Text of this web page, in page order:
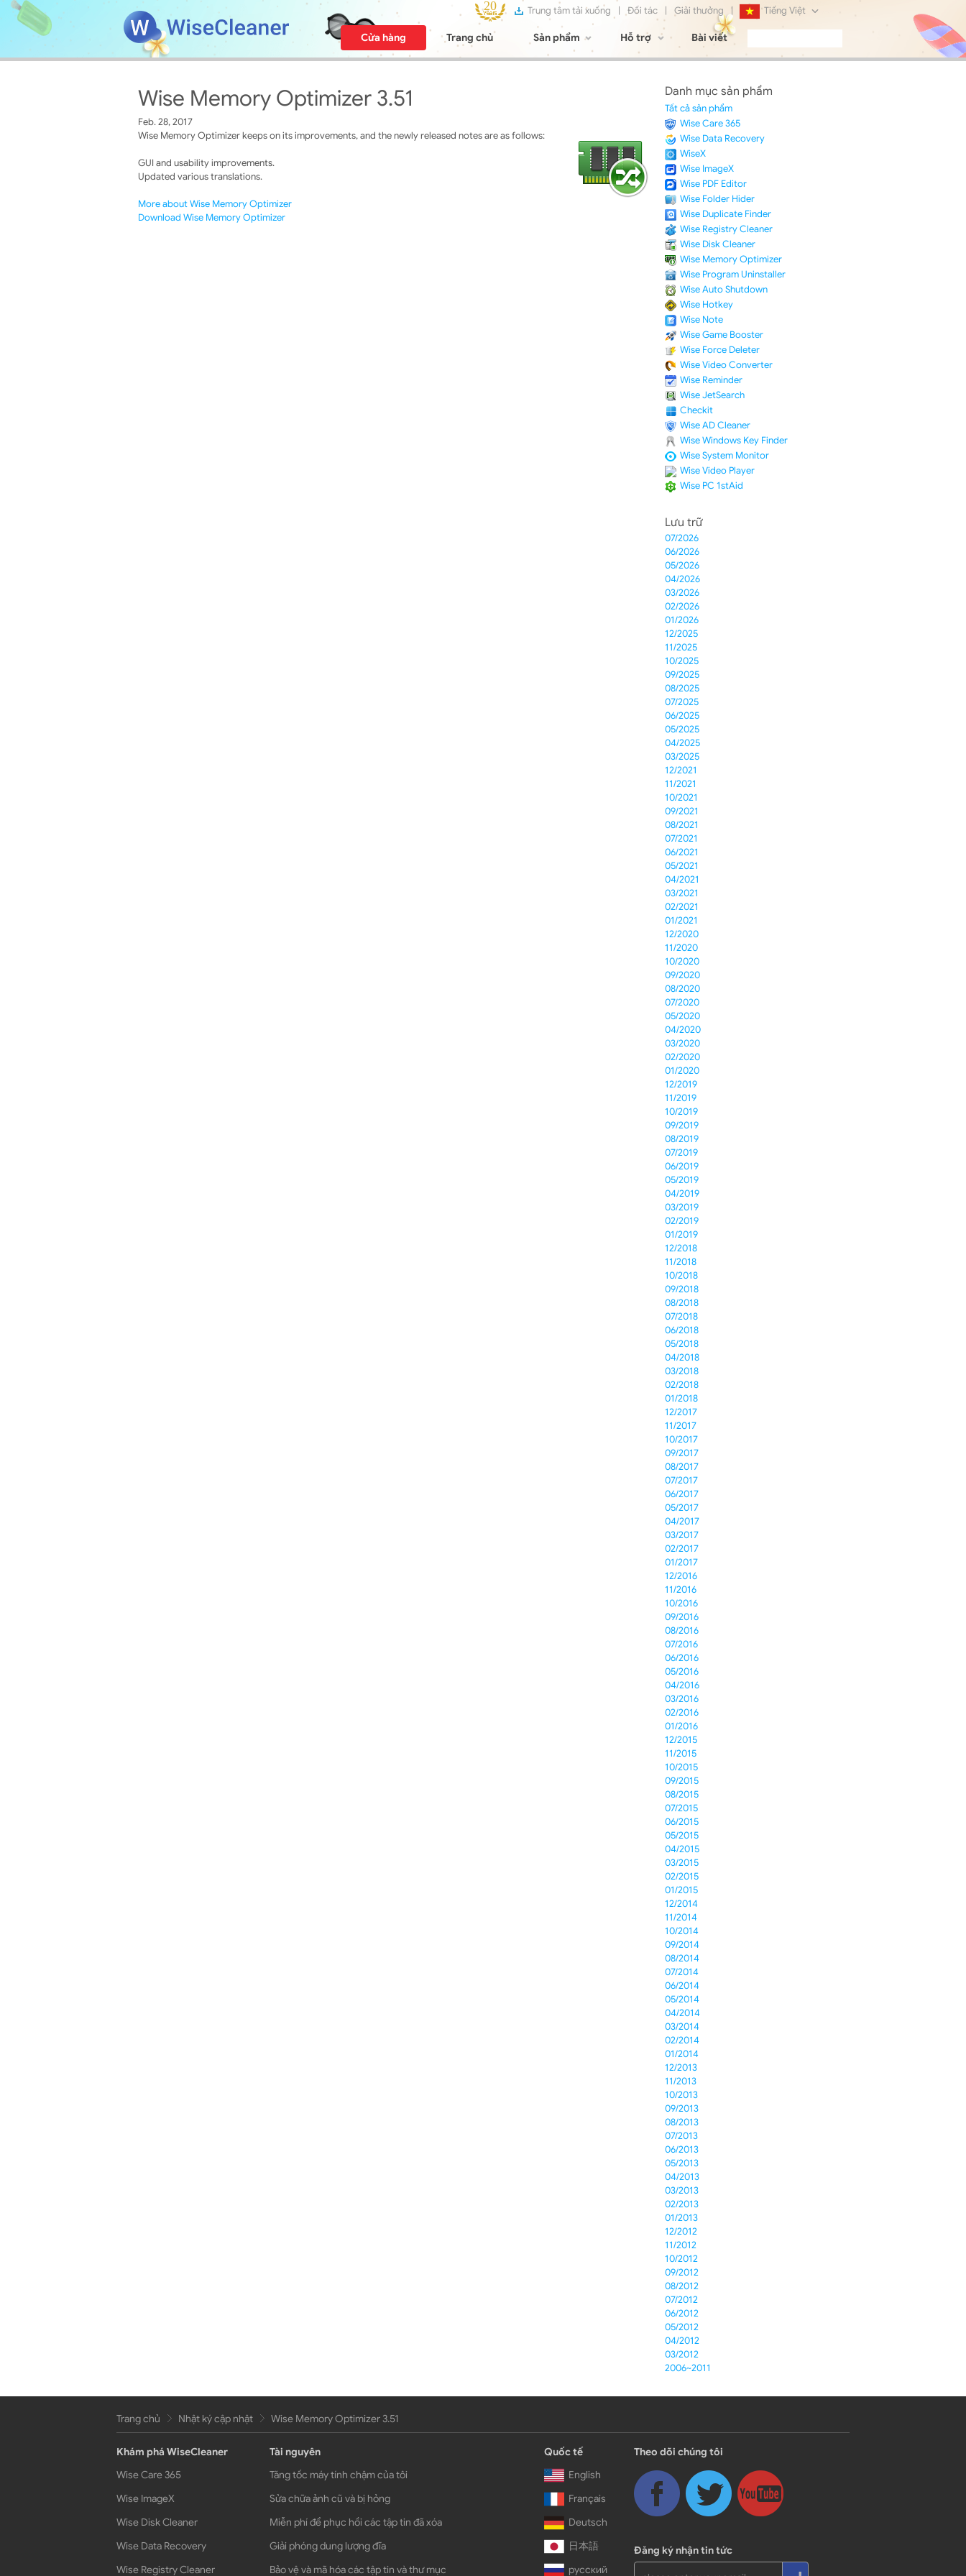
Trung tâm tải xuống | Đối tác | Giải thưởng | Tiếng Việt
English
日本語
Cửa hàng Trang chủ Sản phẩm Hỗ trợ Bài viết
Wise Memory Optimizer 3.51
Feb. 28, 2017
Wise Memory Optimizer keeps on its improvements, and the newly released notes are as follows:
GUI and usability improvements.
Updated various translations.
More about Wise Memory Optimizer
Download Wise Memory Optimizer
Danh mục sản phẩm
Tất cả sản phẩm
Wise Care 365
Wise Data Recovery
WiseX
Wise ImageX
Wise PDF Editor
Wise Folder Hider
Wise Duplicate Finder
Wise Registry Cleaner
Wise Disk Cleaner
Wise Memory Optimizer
Wise Program Uninstaller
Wise Auto Shutdown
Wise Hotkey
Wise Note
Wise Game Booster
Wise Force Deleter
Wise Video Converter
Wise Reminder
Wise JetSearch
Checkit
Wise AD Cleaner
Wise Windows Key Finder
Wise System Monitor
Wise Video Player
Wise PC 1stAid
Lưu trữ
07/2026
06/2026
05/2026
04/2026
03/2026
02/2026
01/2026
12/2025
11/2025
10/2025
09/2025
08/2025
07/2025
06/2025
05/2025
04/2025
03/2025
12/2021
11/2021
10/2021
09/2021
08/2021
07/2021
06/2021
05/2021
04/2021
03/2021
02/2021
01/2021
12/2020
11/2020
10/2020
09/2020
08/2020
07/2020
05/2020
04/2020
03/2020
02/2020
01/2020
12/2019
11/2019
10/2019
09/2019
08/2019
07/2019
06/2019
05/2019
04/2019
03/2019
02/2019
01/2019
12/2018
11/2018
10/2018
09/2018
08/2018
07/2018
06/2018
05/2018
04/2018
03/2018
02/2018
01/2018
12/2017
11/2017
10/2017
09/2017
08/2017
07/2017
06/2017
05/2017
04/2017
03/2017
02/2017
01/2017
12/2016
11/2016
10/2016
09/2016
08/2016
07/2016
06/2016
05/2016
04/2016
03/2016
02/2016
01/2016
12/2015
11/2015
10/2015
09/2015
08/2015
07/2015
06/2015
05/2015
04/2015
03/2015
02/2015
01/2015
12/2014
11/2014
10/2014
09/2014
08/2014
07/2014
06/2014
05/2014
04/2014
03/2014
02/2014
01/2014
12/2013
11/2013
10/2013
09/2013
08/2013
07/2013
06/2013
05/2013
04/2013
03/2013
02/2013
01/2013
12/2012
11/2012
10/2012
09/2012
08/2012
07/2012
06/2012
05/2012
04/2012
03/2012
2006~2011
Trang chủ Nhật ký cập nhật Wise Memory Optimizer 3.51
Khám phá WiseCleaner
Wise Care 365
Wise ImageX
Wise Disk Cleaner
Wise Data Recovery
Wise Registry Cleaner
Tài nguyên
Tăng tốc máy tính chậm của tôi
Sửa chữa ảnh cũ và bị hỏng
Miễn phí để phục hồi các tập tin đã xóa
Giải phóng dung lượng đĩa
Bảo vệ và mã hóa các tập tin và thư mục
Quốc tế
English
Français
Deutsch
日本語
русский
Theo dõi chúng tôi
Đăng ký nhận tin tức